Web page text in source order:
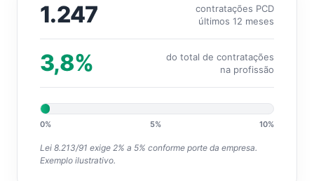
1.247
contratações PCD
últimos 12 meses
3,8%
do total de contratações
na profissão
0% 5% 10%
Lei 8.213/91 exige 2% a 5% conforme porte da empresa.
Exemplo ilustrativo.